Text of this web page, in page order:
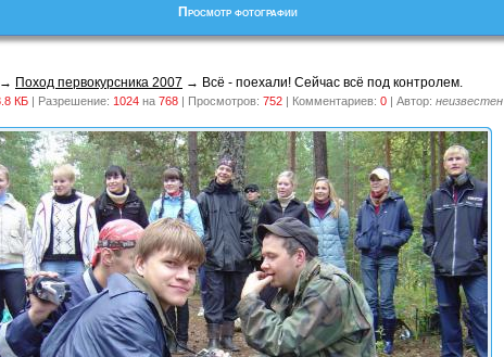
Просмотр фотографии
→ Поход первокурсника 2007 → Всё - поехали! Сейчас всё под контролем.
КБ | Разрешение: 1024 на 768 | Просмотров: 752 | Комментариев: 0 | Автор: неизвестен